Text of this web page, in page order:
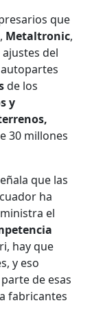
que
Metaltronic,
del
de los
y
30 millones
que las
ha
el
hay que
y eso
de esas
fabricantes